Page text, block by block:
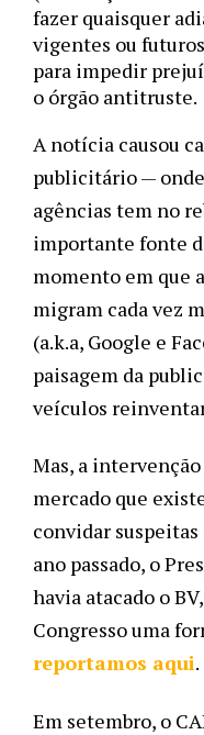
fazer quaisquer
vigentes ou
para impedir
o órgão antitruste.
A notícia causou
publicitário —
agências tem no
importante fonte
momento em que
migram cada vez
(a.k.a, Google e
paisagem da
veículos
Mas, a
mercado que
convidar
ano passado, o
havia atacado o
reportamos aqui.
Em setembro, o